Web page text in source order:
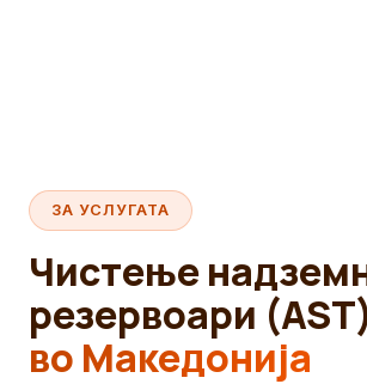
ЗА УСЛУГАТА
Чистење
резервоари (AST)
во Македонија